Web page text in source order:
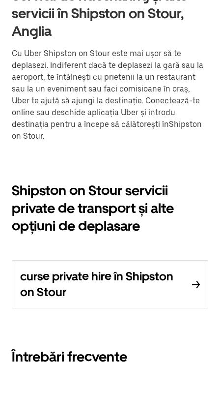
servicii în Shipston on Stour,
Anglia
Cu Uber Shipston on Stour este mai ușor să te
deplasezi. Indiferent dacă te deplasezi la gară sau la
aeroport, te întâlnești cu prietenii la un restaurant
sau la un eveniment sau faci comisioane în oraș,
Uber te ajută să ajungi la destinație. Conectează-te
online sau deschide aplicația Uber și introdu
destinația pentru a începe să călătorești înShipston
on Stour.
Shipston on Stour servicii
private de transport și alte
opțiuni de deplasare
curse private hire în Shipston
on Stour
Întrebări frecvente